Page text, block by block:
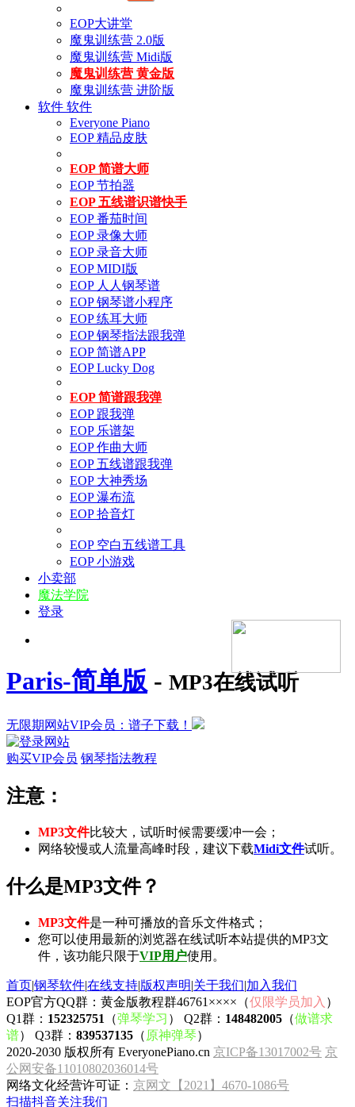
EOP大讲堂
魔鬼训练营 2.0版
魔鬼训练营 Midi版
魔鬼训练营 黄金版
魔鬼训练营 进阶版
软件 软件
Everyone Piano
EOP 精品皮肤
EOP 简谱大师
EOP 节拍器
EOP 五线谱识谱快手
EOP 番茄时间
EOP 录像大师
EOP 录音大师
EOP MIDI版
EOP 人人钢琴谱
EOP 钢琴谱小程序
EOP 练耳大师
EOP 钢琴指法跟我弹
EOP 简谱APP
EOP Lucky Dog
EOP 简谱跟我弹
EOP 跟我弹
EOP 乐谱架
EOP 作曲大师
EOP 五线谱跟我弹
EOP 大神秀场
EOP 瀑布流
EOP 拾音灯
EOP 空白五线谱工具
EOP 小游戏
小卖部
魔法学院
登录
Paris-简单版 - MP3在线试听
无限期网站VIP会员：谱子下载！
购买VIP会员 钢琴指法教程
注意：
MP3文件比较大，试听时候需要缓冲一会；
网络较慢或人流量高峰时段，建议下载Midi文件试听。
什么是MP3文件？
MP3文件是一种可播放的音乐文件格式；
您可以使用最新的浏览器在线试听本站提供的MP3文
件，该功能只限于VIP用户使用。
首页|钢琴软件|在线支持|版权声明|关于我们|加入我们
EOP官方QQ群：黄金版教程群46761××××（仅限学员加入 ）
Q1群： 152325751 （弹琴学习 ） Q2群： 148482005 （做谱求
谱） Q3群： 839537135 （ 原神弹琴）
2020-2030 版权所有 EveryonePiano.cn 京ICP备13017002号 京
公网安备11010802036014号
网络文化经营许可证： 京网文【2021】4670-1086号
扫描抖音关注我们